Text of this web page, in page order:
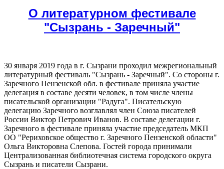
О литературном фестивале
"Сызрань - Заречный"
30 января 2019 года в г. Сызрани проходил межрегиональный
литературный фестиваль "Сызрань - Заречный". Со стороны г.
Заречного Пензенской обл. в фестивале приняла участие
делегация в составе десяти человек, в том числе члены
писательской организации "Радуга". Писательскую
делегацию Заречного возглавлял член Союза писателей
России Виктор Петрович Иванов. В составе делегации г.
Заречного в фестивале приняла участие председатель МКП
ОО "Рериховское общество г. Заречного Пензенской области"
Ольга Викторовна Слепова. Гостей города принимали
Централизованная библиотечная система городского округа
Сызрань и писатели Сызрани.